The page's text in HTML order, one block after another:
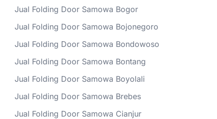
Jual Folding Door Samowa Bogor
Jual Folding Door Samowa Bojonegoro
Jual Folding Door Samowa Bondowoso
Jual Folding Door Samowa Bontang
Jual Folding Door Samowa Boyolali
Jual Folding Door Samowa Brebes
Jual Folding Door Samowa Cianjur